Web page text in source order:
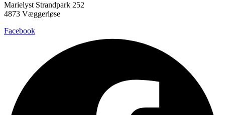
Marielyst Strandpark 252
4873 Væggerløse
Facebook